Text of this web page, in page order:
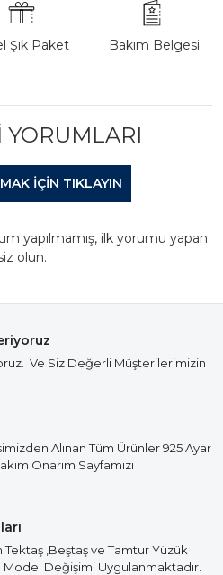
Şık Paket Bakım Belgesi
YORUMLARI
IÇIN TIKLAYIN
yapılmamış, ilk yorumu yapan
olun.
Ve Siz Değerli Müşterilerimizin
Alınan Tüm Ürünler 925 Ayar
Onarım Sayfamızı
Tektaş ,Beştaş ve Tamtur Yüzük
Değişimi Uygulanmaktadır.